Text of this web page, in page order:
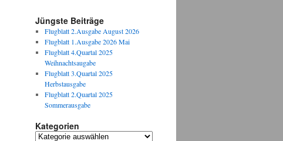
Jüngste Beiträge
Flugblatt 2.Ausgabe August 2026
Flugblatt 1.Ausgabe 2026 Mai
Flugblatt 4.Quartal 2025
Weihnachtsaugabe
Flugblatt 3.Quartal 2025
Herbstausgabe
Flugblatt 2.Quartal 2025
Sommerausgabe
Kategorien
Kategorien